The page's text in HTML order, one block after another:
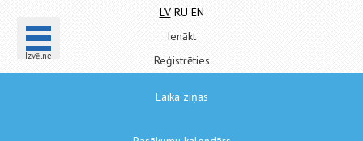
Izvēlne
LV RU EN
Ienākt
Reģistrēties
Laika ziņas